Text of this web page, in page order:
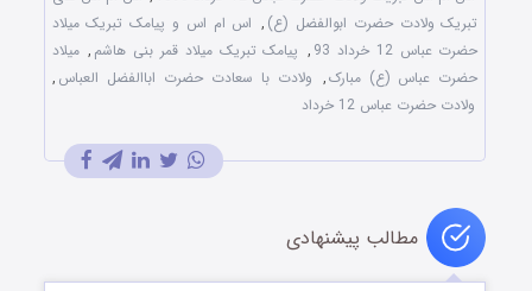
تبریک ولادت حضرت ابوالفضل (ع) , اس ام اس و پیامک تبریک میلاد
حضرت عباس 12 خرداد 93
, پیامک تبریک میلاد قمر بنی هاشم , میلاد
حضرت عباس (ع) مبارک, ولادت با سعادت حضرت اباالفضل العباس ,
ولادت حضرت عباس 12 خرداد
مطالب پیشنهادی